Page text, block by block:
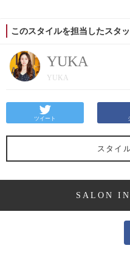
このスタイルを担当したスタ
YUKA
YUKA
ツイート
スタイ
SALON